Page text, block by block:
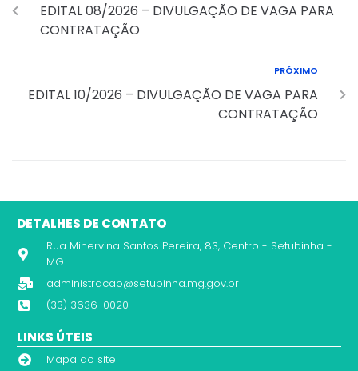
EDITAL 08/2026 – DIVULGAÇÃO DE VAGA PARA
CONTRATAÇÃO
PRÓXIMO
EDITAL 10/2026 – DIVULGAÇÃO DE VAGA PARA
CONTRATAÇÃO
DETALHES DE CONTATO
Rua Minervina Santos Pereira, 83, Centro - Setubinha -
MG
administracao@setubinha.mg.gov.br
(33) 3636-0020
LINKS ÚTEIS
Mapa do site